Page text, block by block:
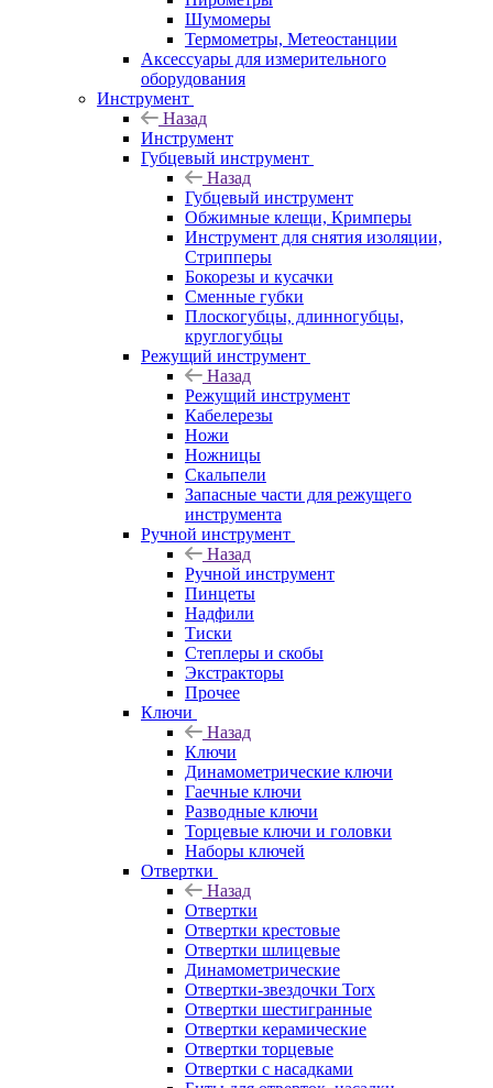
Шумомеры
Термометры, Метеостанции
Аксессуары для измерительного
оборудования
Инструмент
Назад
Инструмент
Губцевый инструмент
Назад
Губцевый инструмент
Обжимные клещи, Кримперы
Инструмент для снятия изоляции,
Стрипперы
Бокорезы и кусачки
Сменные губки
Плоскогубцы, длинногубцы,
круглогубцы
Режущий инструмент
Назад
Режущий инструмент
Кабелерезы
Ножи
Ножницы
Скальпели
Запасные части для режущего
инструмента
Ручной инструмент
Назад
Ручной инструмент
Пинцеты
Надфили
Тиски
Степлеры и скобы
Экстракторы
Прочее
Ключи
Назад
Ключи
Динамометрические ключи
Гаечные ключи
Разводные ключи
Торцевые ключи и головки
Наборы ключей
Отвертки
Назад
Отвертки
Отвертки крестовые
Отвертки шлицевые
Динамометрические
Отвертки-звездочки Torx
Отвертки шестигранные
Отвертки керамические
Отвертки торцевые
Отвертки с насадками